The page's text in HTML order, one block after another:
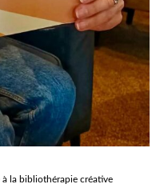
la bibliothérapie créative